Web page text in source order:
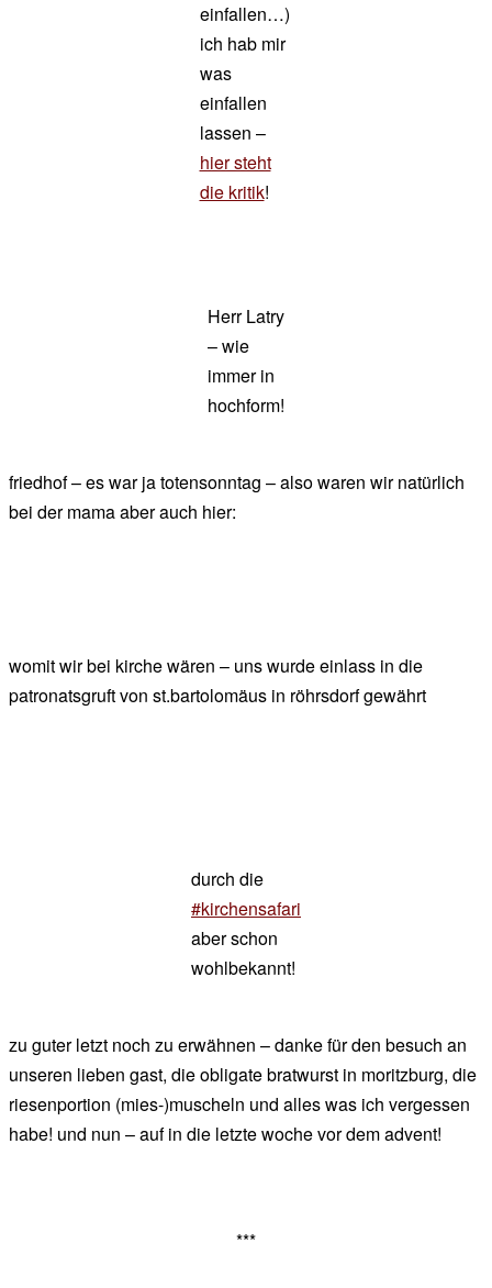
einfallen…)
ich hab mir
was
einfallen
lassen –
hier steht
die kritik!
Herr Latry
– wie
immer in
hochform!
friedhof – es war ja totensonntag – also waren wir natürlich
bei der mama aber auch hier:
womit wir bei kirche wären – uns wurde einlass in die
patronatsgruft von st.bartolomäus in röhrsdorf gewährt
durch die
#kirchensafari
aber schon
wohlbekannt!
zu guter letzt noch zu erwähnen – danke für den besuch an
unseren lieben gast, die obligate bratwurst in moritzburg, die
riesenportion (mies-)muscheln und alles was ich vergessen
habe! und nun – auf in die letzte woche vor dem advent!
***